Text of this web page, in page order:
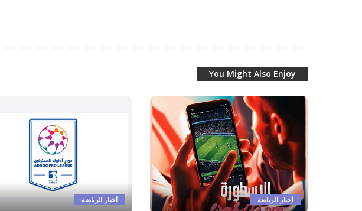
You Might Also Enjoy
أخبار الرياضة أخبار الرياضة